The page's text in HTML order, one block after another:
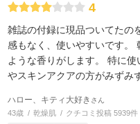
4
雑誌の付録に現品ついてたの
感もなく、使いやすいです。
ような香りがします。 特に
やスキンアクアの方がみずみ
ハロー、キティ大好き さん
43歳 乾燥肌 クチコミ投稿 5939件